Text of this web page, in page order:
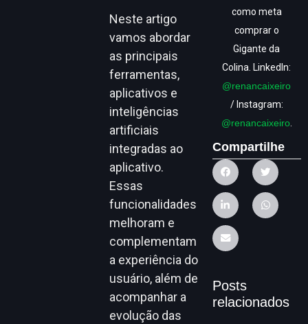
Neste artigo
vamos abordar
as principais
ferramentas,
aplicativos e
inteligências
artificiais
integradas ao
aplicativo.
Essas
funcionalidades
melhoram e
complementam
a experiência do
usuário, além de
acompanhar a
evolução das
como meta
comprar o
Gigante da
Colina. LinkedIn:
@renancaixeiro
/ Instagram:
@renancaixeiro.
Compartilhe
Posts
relacionados